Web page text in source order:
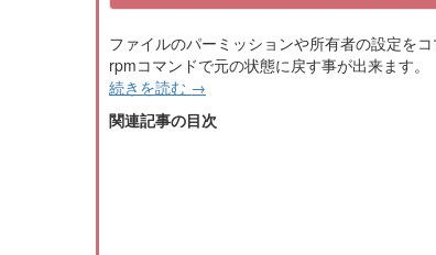
ファイルのパーミッションや所有者の設定を
rpmコマンドで元の状態に戻す事が出来ます。
続きを読む →
関連記事の目次